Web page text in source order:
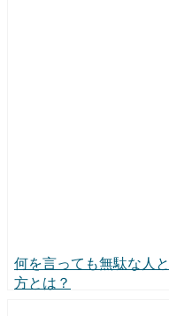
何を言っても無駄な人
方とは？